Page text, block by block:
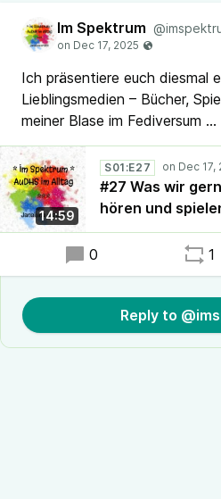
Im Spektrum
Ich präsentiere euch diesmal
Lieblingsmedien – Bücher,
meiner Blase im Fediversum ...
14:59
S01:E27
#27 Was wir
hören und
0 1
Reply to